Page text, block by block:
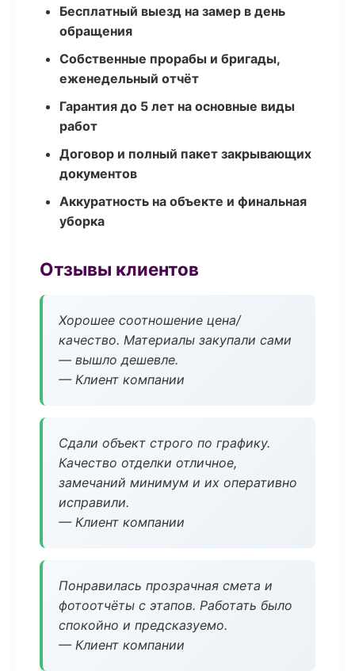
Бесплатный выезд на замер в день
обращения
Собственные прорабы и бригады,
еженедельный отчёт
Гарантия до 5 лет на основные виды
работ
Договор и полный пакет закрывающих
документов
Аккуратность на объекте и финальная
уборка
Отзывы клиентов
Хорошее соотношение цена/
качество. Материалы закупали сами
— вышло дешевле.
— Клиент компании
Сдали объект строго по графику.
Качество отделки отличное,
замечаний минимум и их оперативно
исправили.
— Клиент компании
Понравилась прозрачная смета и
фотоотчёты с этапов. Работать было
спокойно и предсказуемо.
— Клиент компании